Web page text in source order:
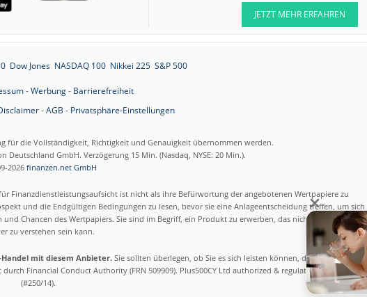
JETZT MEHR ERFAHREN
Dow Jones NASDAQ 100 Nikkei 225 S&P 500
-Werbung- Barrierefreiheit
-AGB - Privatsphäre-Einstellungen
für die Vollständigkeit, Richtigkeit und Genauigkeit übernommen werden.
GmbH. Verzögerung 15 Min. (Nasdaq, NYSE: 20 Min.).
2026 finanzen.net GmbH
Finanzdienstleistungsaufsicht ist nicht als ihre Befürwortung der angebotenen Wertpapiere zu
und die Endgültigen Bedingungen zu lesen, bevor sie eine Anlageentscheidung treffen, um sich
Chancen des Wertpapiers. Sie sind im Begriff, ein Produkt zu erwerben, das nicht einfach ist und
zu verstehen sein kann.
mit diesem Anbieter.Sie sollten überlegen, ob Sie es sich leisten können, das hohe Risiko
Financial Conduct Authority (FRN 509909). Plus500CY Ltd authorized & regulated by CySEC
(#250/14).